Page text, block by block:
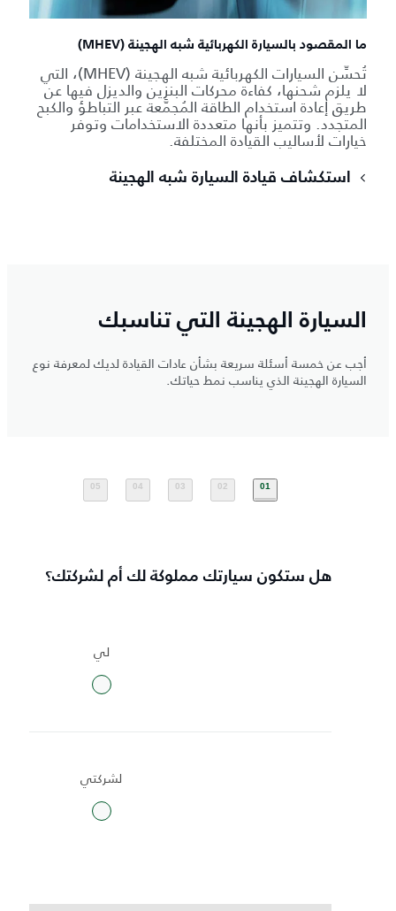
ما المقصود بالسيارة الكهربائية شبه الهجينة (MHEV)
تُحسِّن السيارات الكهربائية شبه الهجينة (MHEV)، التي
لا يلزم شحنها، كفاءة محركات البنزين والديزل فيها عن
طريق إعادة استخدام الطاقة المُجمَّعة عبر التباطؤ والكبح
المتجدد. وتتميز بأنها متعددة الاستخدامات وتوفر
خيارات لأساليب القيادة المختلفة.
استكشاف قيادة السيارة شبه الهجينة
السيارة الهجينة التي تناسبك
أجب عن خمسة أسئلة سريعة بشأن عادات القيادة لديك لمعرفة نوع
السيارة الهجينة الذي يناسب نمط حياتك.
01
02
03
04
05
هل ستكون سيارتك مملوكة لك أم لشركتك؟
لي
لشركتي